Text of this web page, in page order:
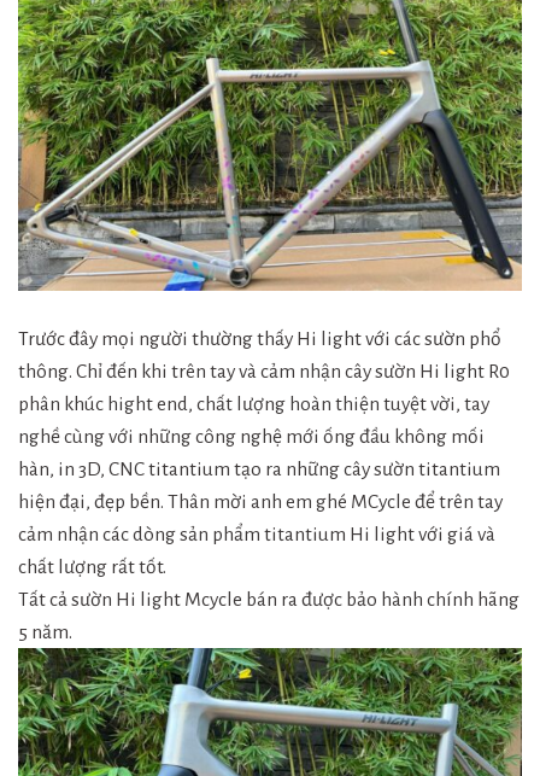
Trước đây mọi người thường thấy Hi light với các sườn phổ
thông. Chỉ đến khi trên tay và cảm nhận cây sườn Hi light R0
phân khúc hight end, chất lượng hoàn thiện tuyệt vời, tay
nghề cùng với những công nghệ mới ống đầu không mối
hàn, in 3D, CNC titantium tạo ra những cây sườn titantium
hiện đại, đẹp bền. Thân mời anh em ghé MCycle để trên tay
cảm nhận các dòng sản phẩm titantium Hi light với giá và
chất lượng rất tốt.
Tất cả sườn Hi light Mcycle bán ra được bảo hành chính hãng
5 năm.